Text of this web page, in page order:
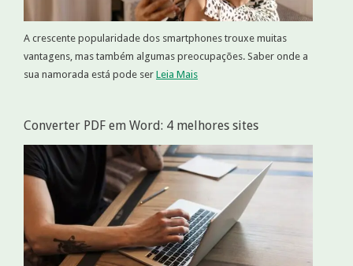
A crescente popularidade dos smartphones trouxe muitas
vantagens, mas também algumas preocupações. Saber onde a
sua namorada está pode ser Leia Mais
Converter PDF em Word: 4 melhores sites